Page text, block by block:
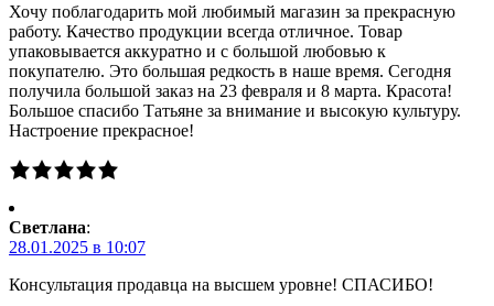
Хочу поблагодарить мой любимый магазин за прекрасную
работу. Качество продукции всегда отличное. Товар
упаковывается аккуратно и с большой любовью к
покупателю. Это большая редкость в наше время. Сегодня
получила большой заказ на 23 февраля и 8 марта. Красота!
Большое спасибо Татьяне за внимание и высокую культуру.
Настроение прекрасное!
Светлана:
28.01.2025 в 10:07
Консультация продавца на высшем уровне! СПАСИБО!